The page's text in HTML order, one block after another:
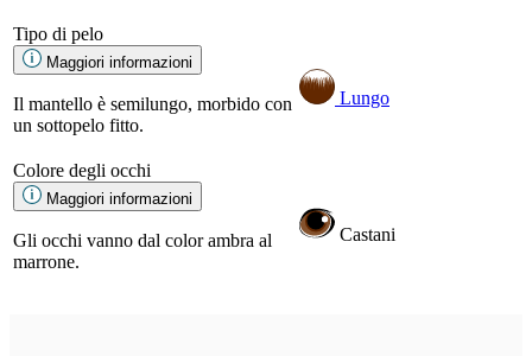
Tipo di pelo
Maggiori informazioni
Il mantello è semilungo, morbido con
un sottopelo fitto.
Lungo
Colore degli occhi
Maggiori informazioni
Gli occhi vanno dal color ambra al
marrone.
Castani